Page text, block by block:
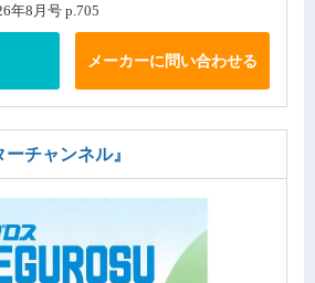
年8月号 p.705
メーカーに問い合わせる
ーチャンネル』